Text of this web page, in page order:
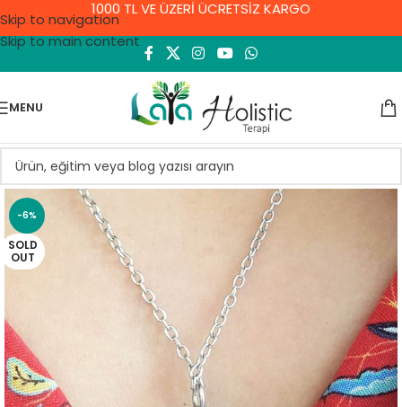
Skip to navigation
Skip to main content
1000 TL VE ÜZERİ ÜCRETSİZ KARGO
MENU
-6%
SOLD
OUT